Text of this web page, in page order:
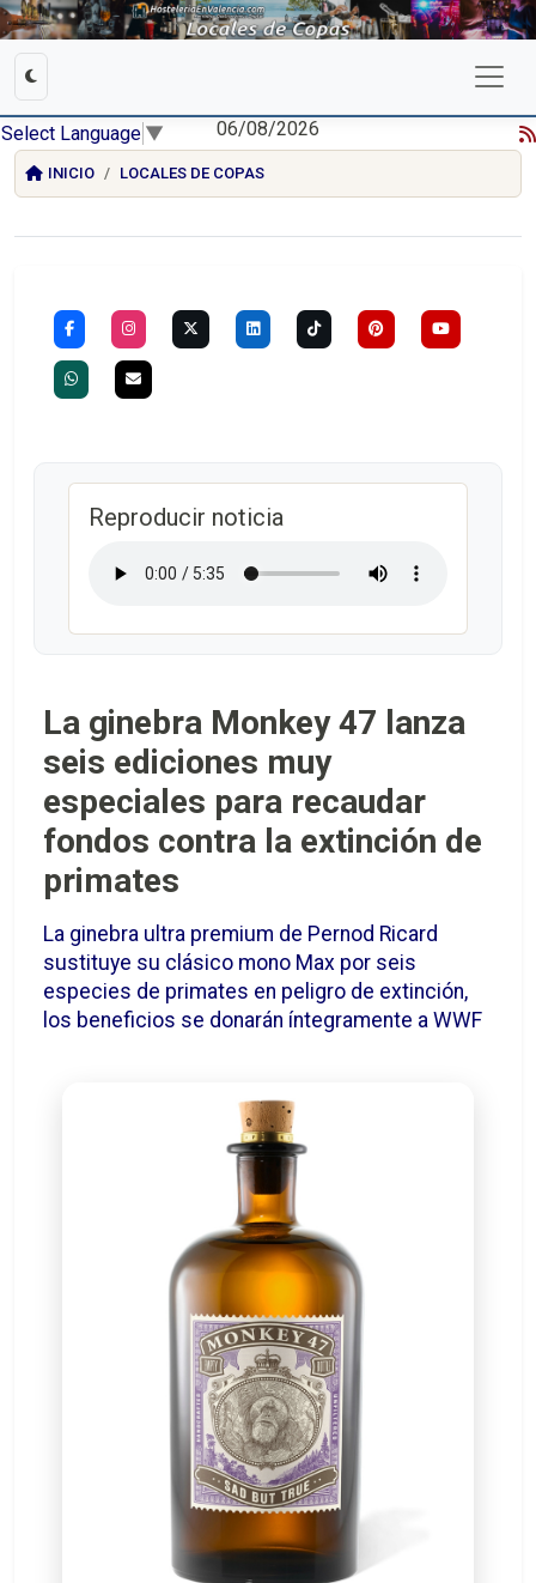
Select Language ▼ 06/08/2026
INICIO LOCALES DE COPAS
Reproducir noticia
La ginebra Monkey 47 lanza
seis ediciones muy
especiales para recaudar
fondos contra la extinción de
primates
La ginebra ultra premium de Pernod Ricard
sustituye su clásico mono Max por seis
especies de primates en peligro de extinción,
los beneficios se donarán íntegramente a WWF